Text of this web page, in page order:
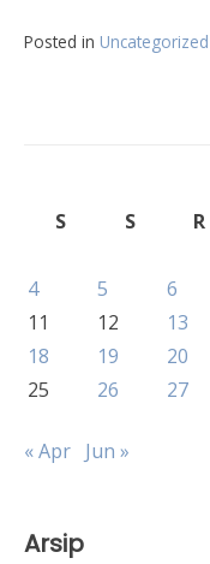
Posted in Uncategorized
S
S R
4
5 6
11
12 13
18
19 20
25
26 27
« Apr Jun »
Arsip